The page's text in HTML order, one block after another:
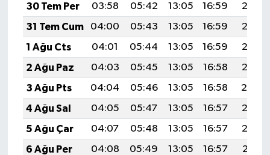
30 Tem Per
03:58 05:42 13:05 16:59
20:18
31 Tem Cum
04:00 05:43 13:05 16:59
20:17
1 Ağu Cts
04:01 05:44 13:05 16:59
20:16
2 Ağu Paz
04:03 05:45 13:05 16:58
20:15
3 Ağu Pts
04:04 05:46 13:05 16:58
20:14
4 Ağu Sal
04:05 05:47 13:05 16:57
20:13
5 Ağu Çar
04:07 05:48 13:05 16:57
20:12
6 Ağu Per
04:08 05:49 13:05 16:57
20:11